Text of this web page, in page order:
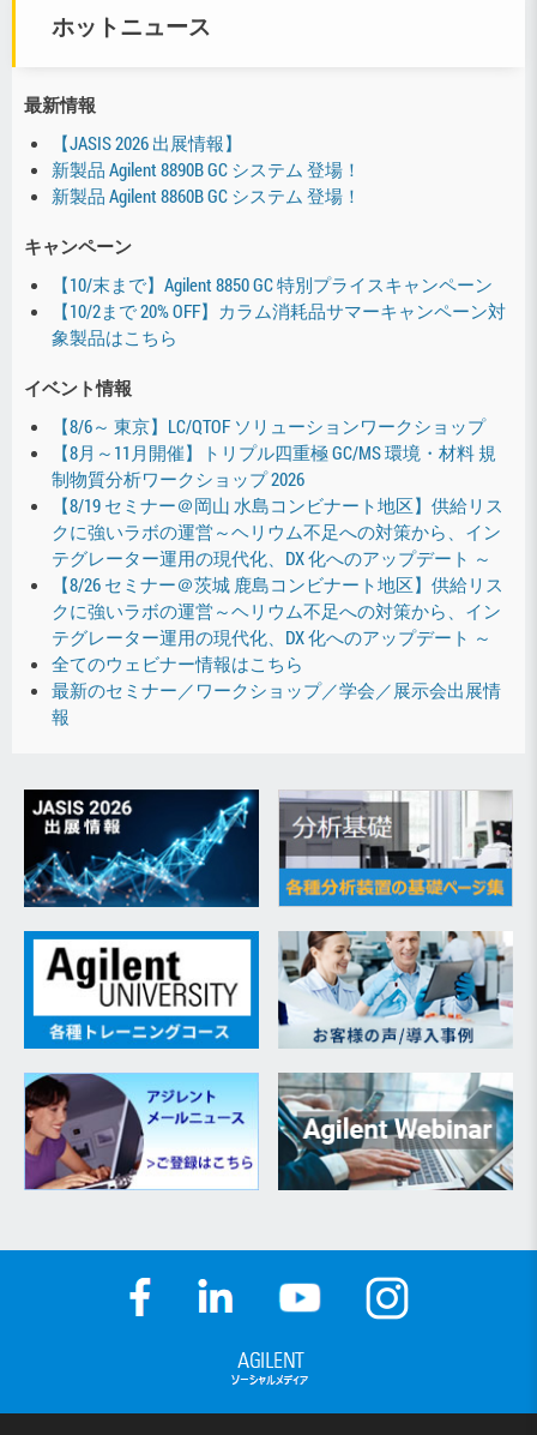
ホットニュース
最新情報
【JASIS 2026 出展情報】
新製品 Agilent 8890B GC システム 登場！
新製品 Agilent 8860B GC システム 登場！
キャンペーン
【10/末まで】Agilent 8850 GC 特別プライスキャンペーン
【10/2まで 20% OFF】カラム消耗品サマーキャンペーン対
象製品はこちら
イベント情報
【8/6～ 東京】LC/QTOF ソリューションワークショップ
【8月～11月開催】トリプル四重極 GC/MS 環境・材料 規
制物質分析ワークショップ 2026
【8/19 セミナー＠岡山 水島コンビナート地区】供給リス
クに強いラボの運営～ヘリウム不足への対策から、イン
テグレーター運用の現代化、DX 化へのアップデート ～
【8/26 セミナー＠茨城 鹿島コンビナート地区】供給リス
クに強いラボの運営～ヘリウム不足への対策から、イン
テグレーター運用の現代化、DX 化へのアップデート ～
全てのウェビナー情報はこちら
最新のセミナー／ワークショップ／学会／展示会出展情
報